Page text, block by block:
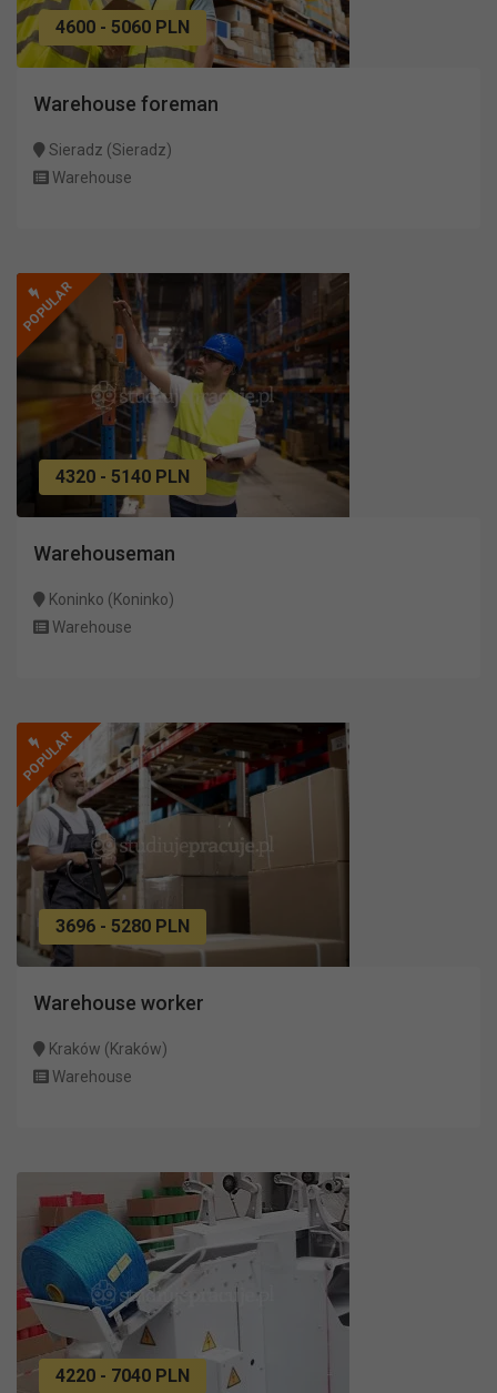
4600 - 5060 PLN
Warehouse foreman
Sieradz (Sieradz)
Warehouse
POPULAR
4320 - 5140 PLN
Warehouseman
Koninko (Koninko)
Warehouse
POPULAR
3696 - 5280 PLN
Warehouse worker
Kraków (Kraków)
Warehouse
4220 - 7040 PLN